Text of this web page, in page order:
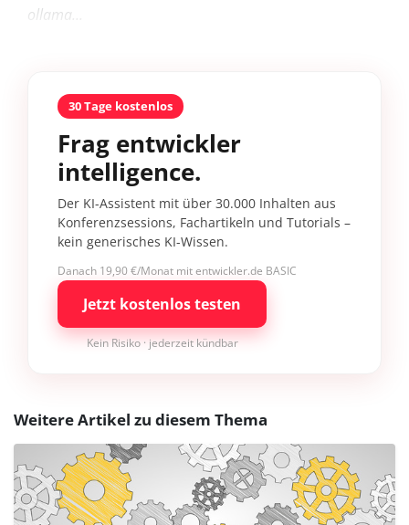
ollama...
30 Tage kostenlos
Frag entwickler
intelligence.
Der KI-Assistent mit über 30.000 Inhalten aus
Konferenzsessions, Fachartikeln und Tutorials –
kein generisches KI-Wissen.
Danach 19,90 €/Monat mit entwickler.de BASIC
Jetzt kostenlos testen
Kein Risiko · jederzeit kündbar
Weitere Artikel zu diesem Thema